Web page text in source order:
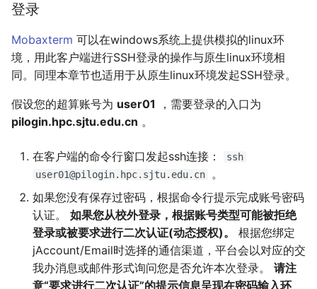
登录
Mobaxterm 可以在windows系统上提供模拟的linux环
境，用此客户端进行SSH登录的操作与原生linux环境相
同。同理本章节也适用于从原生linux环境发起SSH登录。
假设您的超算账号为 user01 ，需要登录的入口为
pilogin.hpc.sjtu.edu.cn 。
在客户端的命令行窗口发起ssh连接：
ssh
user01@pilogin.hpc.sjtu.edu.cn
。
如果您没有保存过密码，根据命令行提示完成账号密码
认证。 如果您从校外登录，根据账号类型可能被拒绝
登录或被要求进行二次认证(动态授权)。
根据您绑定
jAccount/Email时选择的通信渠道，平台会以对应的交
我办消息或邮件形式询问您是否允许本次登录。 请注
意“要求进行二次认证”的提示信息呈现在密码输入环